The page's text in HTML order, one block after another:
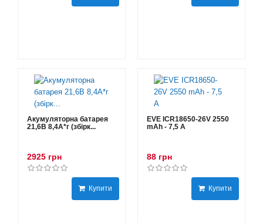
Акумуляторна батарея
21,6В 8,4A*г (збірк...
2925 грн
Купити
EVE ICR18650-26V 2550
mAh - 7,5 А
88 грн
Купити